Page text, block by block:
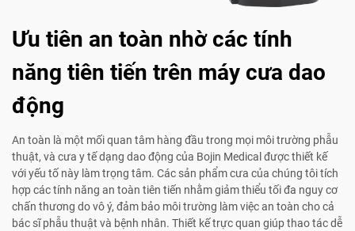
Ưu tiên an toàn nhờ các tính
năng tiên tiến trên máy cưa dao
động
An toàn là một mối quan tâm hàng đầu trong mọi môi trường phẫu
thuật, và cưa y tế dạng dao động của Bojin Medical được thiết kế
với yếu tố này làm trọng tâm. Các sản phẩm cưa của chúng tôi tích
hợp các tính năng an toàn tiên tiến nhằm giảm thiểu tối đa nguy cơ
chấn thương do vô ý, đảm bảo môi trường làm việc an toàn cho cả
bác sĩ phẫu thuật và bệnh nhân. Thiết kế trực quan giúp thao tác dễ